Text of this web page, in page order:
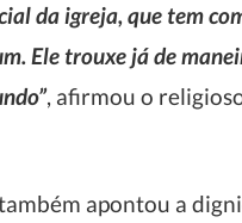
da igreja, que tem
Ele trouxe já de
, afirmou o
apontou a